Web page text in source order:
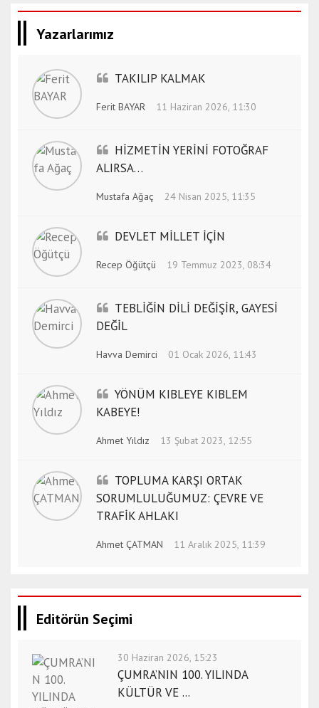
Yazarlarımız
TAKILIP KALMAK
Ferit BAYAR 11 Haziran 2026, 11:30
HİZMETİN YERİNİ FOTOĞRAF
ALIRSA…
Mustafa Ağaç 24 Nisan 2025, 11:35
DEVLET MİLLET İÇİN
Recep Öğütçü 19 Temmuz 2023, 08:34
TEBLİĞİN DİLİ DEĞİŞİR, GAYESİ
DEĞİL
Havva Demirci 01 Ocak 2026, 11:43
YÖNÜM KIBLEYE KIBLEM
KABEYE!
Ahmet Yıldız 13 Şubat 2023, 12:55
TOPLUMA KARŞI ORTAK
SORUMLULUĞUMUZ: ÇEVRE VE
TRAFİK AHLAKI
Ahmet ÇATMAN 11 Aralık 2025, 11:39
Editörün Seçimi
30 Haziran 2026, 15:23
ÇUMRA’NIN 100. YILINDA
KÜLTÜR VE ...